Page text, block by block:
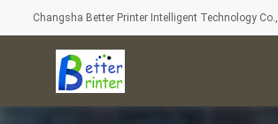
Changsha Better Printer Intelligent Technology